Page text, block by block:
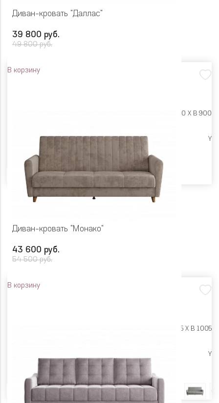
Диван-кровать "Даллас"
39 800 руб.
49 800 руб.
В корзину
Ш 2060 X Г 890 X В 900
Высокие опоры Y
Диван-кровать "Монако"
43 600 руб.
54 500 руб.
В корзину
Ш 2190 X Г 995 X В 1005
Y